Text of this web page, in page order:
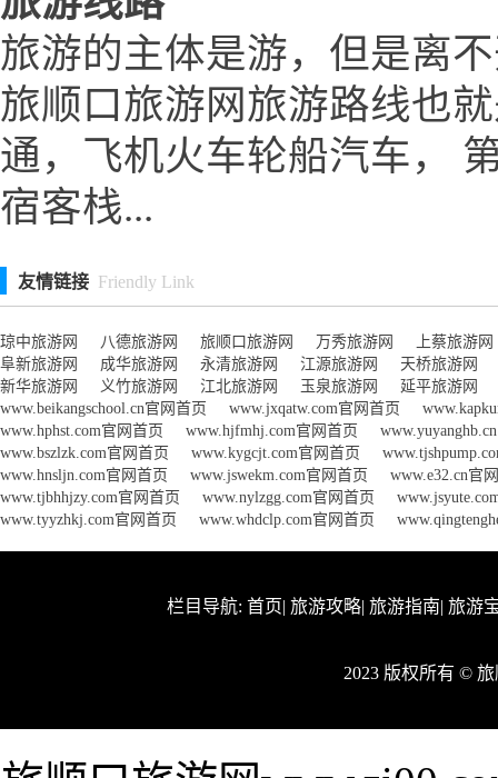
旅游的主体是游，但是离
旅顺口旅游网旅游路线也
通，飞机火车轮船汽车，
宿客栈...
友情链接 Friendly Link
琼中旅游网 八德旅游网 旅顺口旅游网 万秀旅游网
上蔡旅游网
阜新旅游网
成华旅游网 永清旅游网 江源旅游网
天桥旅游网
新华旅游网
义竹旅游网 江北旅游网 玉泉旅游网
延平旅游网
www.beikangschool.cn官网首页
www.jxqatw.com官网首页
www.hphst.com官网首页
www.hjfmhj.com官网首页
www.bszlzk.com官网首页
www.kygcjt.com官网首页
www.hnsljn.com官网首页
www.jswekm.com官网首页
www.e32.cn官
www.tjbhhjzy.com官网首页
www.nylzgg.com官网首页
www.tyyzhkj.com官网首页
www.whdclp.com官网首页
栏目导航: 首页| 旅游攻略| 旅游指南| 旅游
2023 版权所有 ©